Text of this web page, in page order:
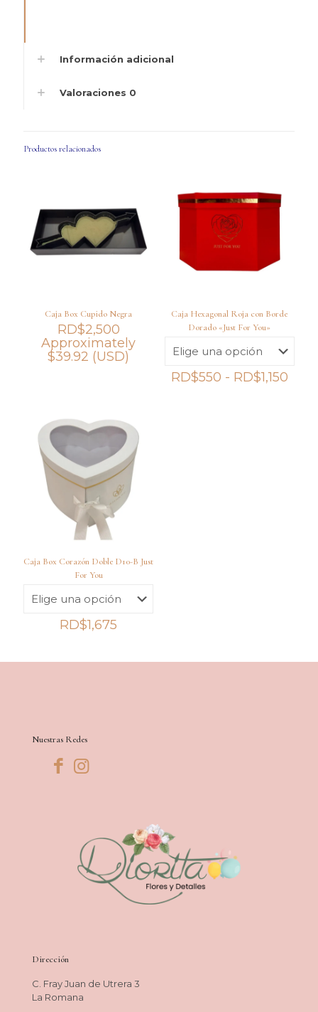
Información adicional
Valoraciones 0
Productos relacionados
Caja Box Cupido Negra
RD$2,500
Approximately
$39.92 (USD)
Caja Hexagonal Roja con Borde
Dorado «Just For You»
RD$550 - RD$1,150
Caja Box Corazón Doble D10-B Just
For You
RD$1,675
Nuestras Redes
Dirección
C. Fray Juan de Utrera 3
La Romana